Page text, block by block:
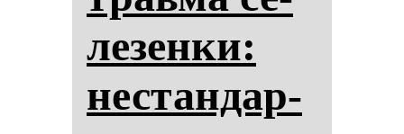
ле­зен­ки:
нес­тан­дар­